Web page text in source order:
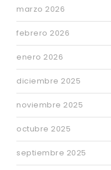
marzo 2026
febrero 2026
enero 2026
diciembre 2025
noviembre 2025
octubre 2025
septiembre 2025